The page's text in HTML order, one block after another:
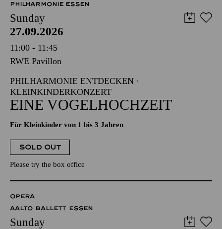
PHILHARMONIE ESSEN
Sunday
27.09.2026
11:00 - 11:45
RWE Pavillon
PHILHARMONIE ENTDECKEN ·
KLEINKINDERKONZERT
EINE VOGELHOCHZEIT
Für Kleinkinder von 1 bis 3 Jahren
SOLD OUT
Please try the box office
OPERA
AALTO BALLETT ESSEN
Sunday